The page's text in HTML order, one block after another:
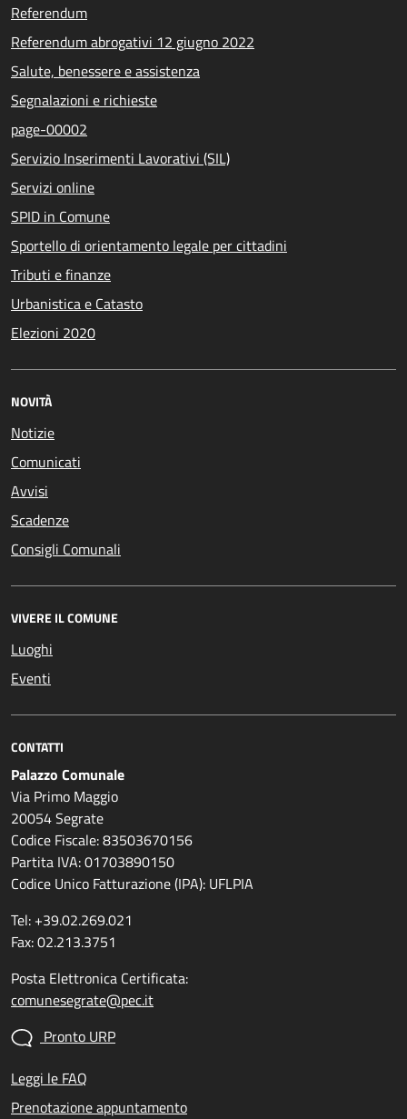
Referendum
Referendum abrogativi 12 giugno 2022
Salute, benessere e assistenza
Segnalazioni e richieste
page-00002
Servizio Inserimenti Lavorativi (SIL)
Servizi online
SPID in Comune
Sportello di orientamento legale per cittadini
Tributi e finanze
Urbanistica e Catasto
Elezioni 2020
NOVITÀ
Notizie
Comunicati
Avvisi
Scadenze
Consigli Comunali
VIVERE IL COMUNE
Luoghi
Eventi
CONTATTI
Palazzo Comunale
Via Primo Maggio
20054 Segrate
Codice Fiscale: 83503670156
Partita IVA: 01703890150
Codice Unico Fatturazione (IPA): UFLPIA
Tel: +39.02.269.021
Fax: 02.213.3751
Posta Elettronica Certificata:
comunesegrate@pec.it
Pronto URP
Leggi le FAQ
Prenotazione appuntamento